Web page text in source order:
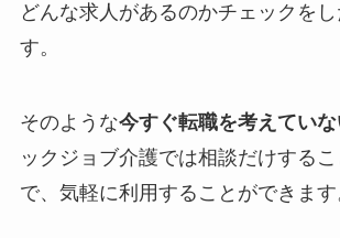
どんな求人があるのかチェックを
す。
そのような今すぐ転職を考えていな
ックジョブ介護では相談だけする
で、気軽に利用することができます